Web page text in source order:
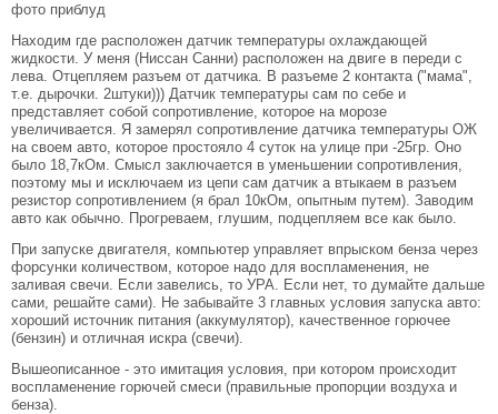
фото приблуд
Находим где расположен датчик температуры охлаждающей
жидкости. У меня (Ниссан Санни) расположен на двиге в переди с
лева. Отцепляем разъем от датчика. В разъеме 2 контакта ("мама",
т.е. дырочки. 2штуки))) Датчик температуры сам по себе и
представляет собой сопротивление, которое на морозе
увеличивается. Я замерял сопротивление датчика температуры ОЖ
на своем авто, которое простояло 4 суток на улице при -25гр. Оно
было 18,7кОм. Смысл заключается в уменьшении сопротивления,
поэтому мы и исключаем из цепи сам датчик а втыкаем в разъем
резистор сопротивлением (я брал 10кОм, опытным путем). Заводим
авто как обычно. Прогреваем, глушим, подцепляем все как было.
При запуске двигателя, компьютер управляет впрыском бенза через
форсунки количеством, которое надо для воспламенения, не
заливая свечи. Если завелись, то УРА. Если нет, то думайте дальше
сами, решайте сами). Не забывайте 3 главных условия запуска авто:
хороший источник питания (аккумулятор), качественное горючее
(бензин) и отличная искра (свечи).
Вышеописанное - это имитация условия, при котором происходит
воспламенение горючей смеси (правильные пропорции воздуха и
бенза).